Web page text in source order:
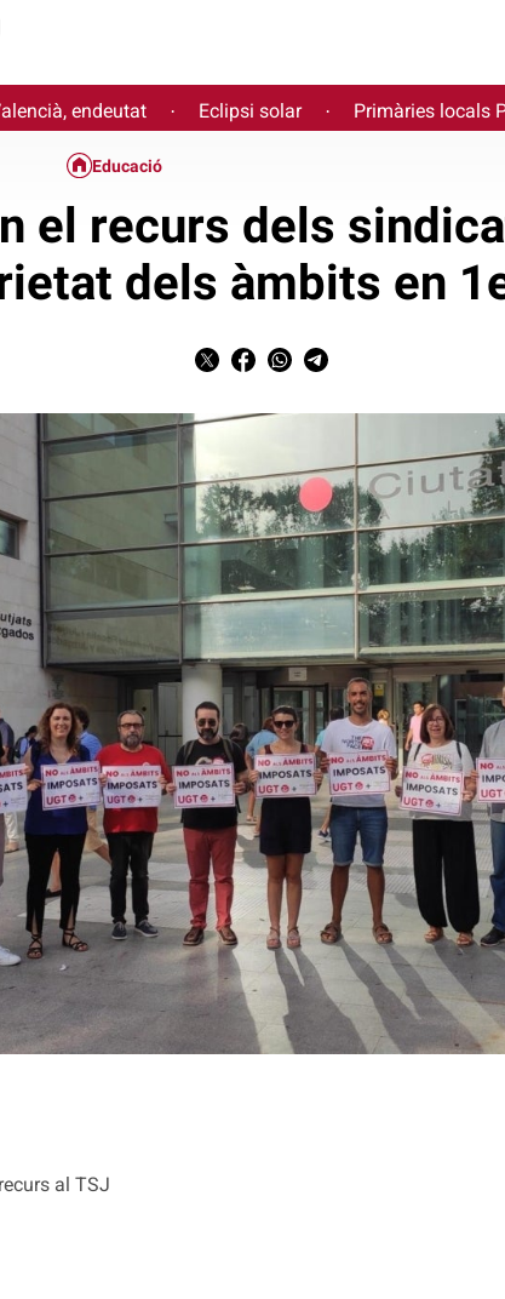
endeutat · Eclipsi solar · Primàries locals
al TSJ
Educació
el recurs dels
dels àmbits en